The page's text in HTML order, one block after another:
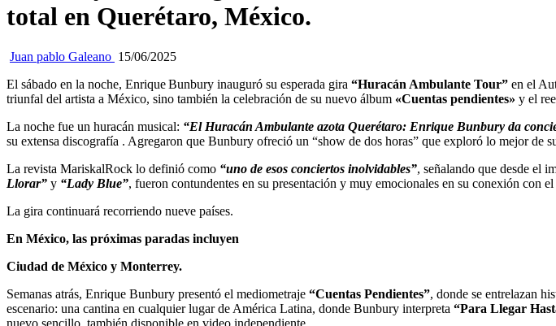
total en Querétaro, México.
Juan pablo Galeano 15/06/2025
El sábado en la noche, Enrique Bunbury inauguró su esperada gira “Huracán Ambulante Tour” en el
triunfal del artista a México, sino también la celebración de su nuevo álbum «Cuentas pendientes» y el
La noche fue un huracán musical: “El Huracán Ambulante azota Querétaro: Enrique Bunbury da
su extensa discografía . Agregaron que Bunbury ofreció un “show de dos horas” que exploró lo mejor de
La revista MariskalRock lo definió como “uno de esos conciertos inolvidables”, señalando que desde el
Llorar” y “Lady Blue”, fueron contundentes en su presentación y muy emocionales en su conexión con
La gira continuará recorriendo nueve países.
En México, las próximas paradas incluyen
Ciudad de México y Monterrey.
Semanas atrás, Enrique Bunbury presentó el mediometraje “Cuentas Pendientes”, donde se entrelazan
escenario: una cantina en cualquier lugar de América Latina, donde Bunbury interpreta “Para Llegar
nuevo sencillo, también disponible en video independiente.